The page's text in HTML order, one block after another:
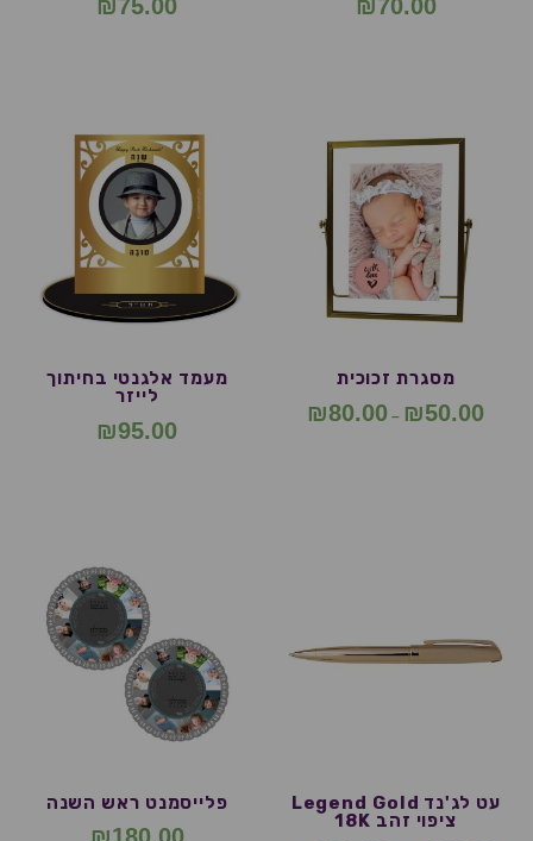
₪ 70.00
₪ 75.00
מסגרת זכוכית
₪50.00
–
₪80.00
מעמד אלגנטי בחיתוך
לייזר
₪95.00
עט לג'נד Legend Gold
ציפוי זהב 18K
פלייסמנט ראש השנה